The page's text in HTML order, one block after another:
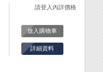
請登入內詳價格
放入購物車
詳細資料